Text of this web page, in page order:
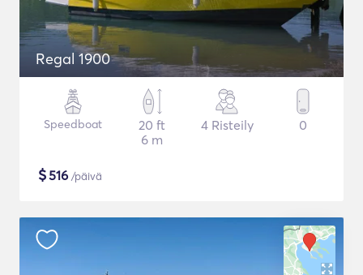
Regal 1900
Speedboat
20 ft
6 m
4 Risteily 0
$516 /päivä